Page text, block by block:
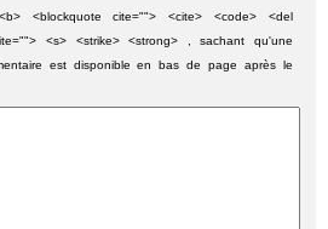
<blockquote cite=""> <cite> <code> <del
<s> <strike> <strong> , sachant qu'une
est disponible en bas de page après le